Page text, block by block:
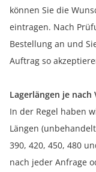
können Sie die
eintragen. Nach
Bestellung an und
Auftrag so
Lagerlängen je
In der Regel haben
Längen
390, 420, 450, 480
nach jeder Anfrage